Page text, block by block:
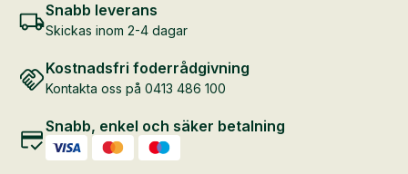
Snabb leverans
Skickas inom 2-4 dagar
Kostnadsfri foderrådgivning
Kontakta oss på 0413 486 100
Snabb, enkel och säker betalning